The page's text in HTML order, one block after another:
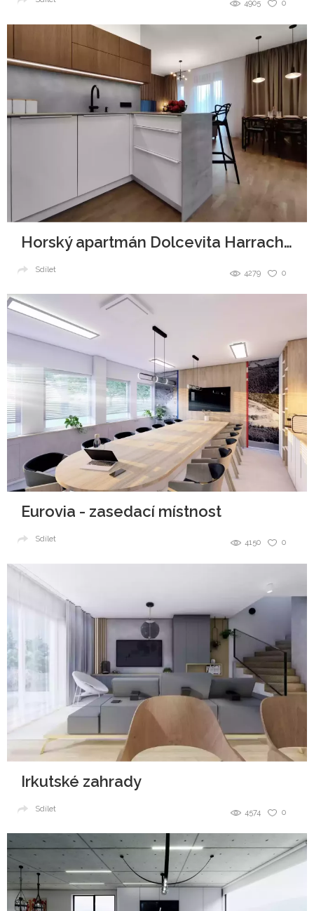
0
4905
Horský apartmán Dolcevita Harrachov
0
4279
Sdílet
Eurovia - zasedací místnost
0
4150
Sdílet
Irkutské zahrady
0
4574
Sdílet